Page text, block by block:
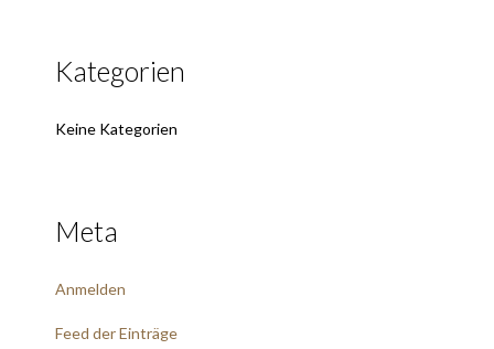
Kategorien
Keine Kategorien
Meta
Anmelden
Feed der Einträge